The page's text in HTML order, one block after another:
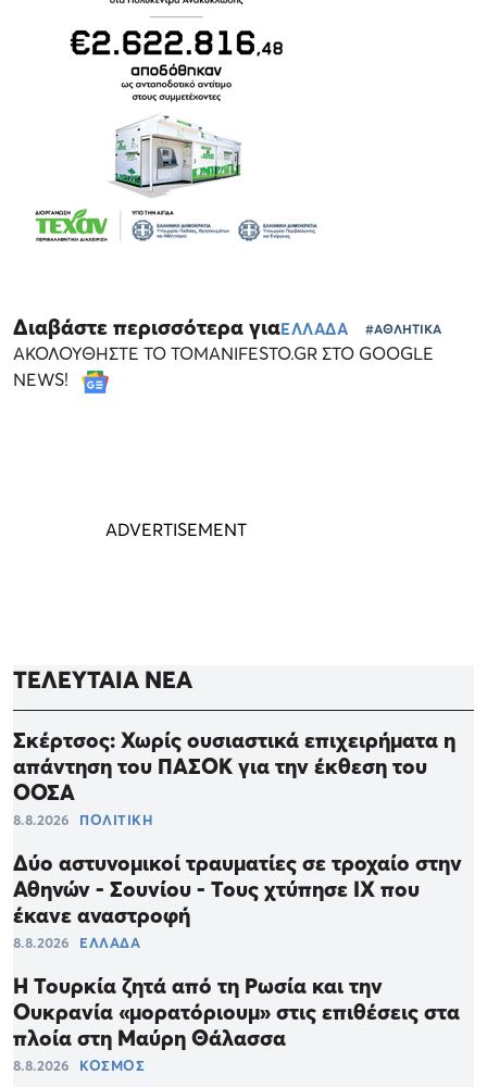
Διαβάστε περισσότερα γιαΕΛΛΑΔΑ #ΑΘΛΗΤΙΚΑ
ΑΚΟΛΟΥΘΗΣΤΕ ΤΟ TOMANIFESTO.GR ΣΤΟ GOOGLE
NEWS!
ΤΕΛΕΥΤΑΙΑ ΝΕΑ
Σκέρτσος: Χωρίς ουσιαστικά επιχειρήματα η
απάντηση του ΠΑΣΟΚ για την έκθεση του
ΟΟΣΑ
8.8.2026 ΠΟΛΙΤΙΚΗ
Δύο αστυνομικοί τραυματίες σε τροχαίο στην
Αθηνών - Σουνίου - Τους χτύπησε ΙΧ που
έκανε αναστροφή
8.8.2026 ΕΛΛΑΔΑ
Η Τουρκία ζητά από τη Ρωσία και την
Ουκρανία «μορατόριουμ» στις επιθέσεις στα
πλοία στη Μαύρη Θάλασσα
8.8.2026 ΚΟΣΜΟΣ